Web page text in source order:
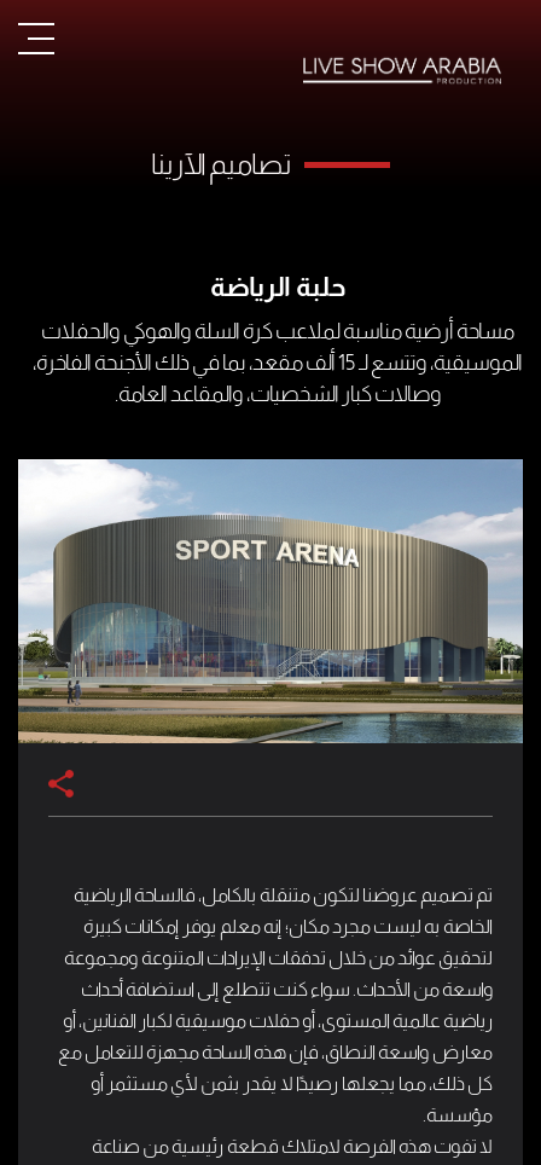
تصاميم الآرينا
حلبة الرياضة
مساحة أرضية مناسبة لملاعب كرة السلة والهوكي والحفلات
الموسيقية، وتتسع لـ 15 ألف مقعد، بما في ذلك الأجنحة الفاخرة،
وصالات كبار الشخصيات، والمقاعد العامة.
تم تصميم عروضنا لتكون متنقلة بالكامل، فالساحة الرياضية
الخاصة به ليست مجرد مكان؛ إنه معلم يوفر إمكانات كبيرة
لتحقيق عوائد من خلال تدفقات الإيرادات المتنوعة ومجموعة
واسعة من الأحداث. سواء كنت تتطلع إلى استضافة أحداث
رياضية عالمية المستوى، أو حفلات موسيقية لكبار الفنانين، أو
معارض واسعة النطاق، فإن هذه الساحة مجهزة للتعامل مع
كل ذلك، مما يجعلها رصيدًا لا يقدر بثمن لأي مستثمر أو
مؤسسة.
لا تفوت هذه الفرصة لامتلاك قطعة رئيسية من صناعة